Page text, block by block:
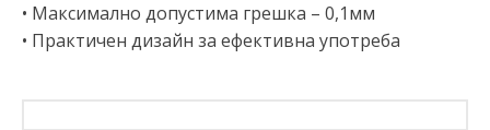
• Максимално допустима грешка – 0,1мм
• Практичен дизайн за ефективна употреба